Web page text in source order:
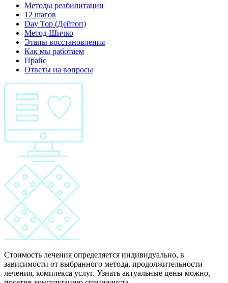
Методы реабилитации
12 шагов
Day Top (Дейтоп)
Метод Шичко
Этапы восстановления
Как мы работаем
Прайс
Ответы на вопросы
Стоимость лечения определяется индивидуально, в
зависимости от выбранного метода, продолжительности
лечения, комплекса услуг. Узнать актуальные цены можно,